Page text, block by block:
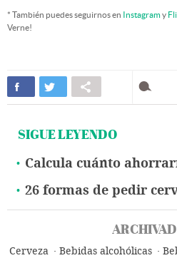
* También puedes seguirnos en Instagramy
Verne!
SIGUE LEYENDO
Calcula cuánto
26 formas de pedir
Cerveza Bebidas alcohólicas